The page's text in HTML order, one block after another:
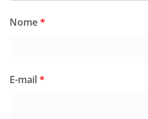
Nome*
E-mail*